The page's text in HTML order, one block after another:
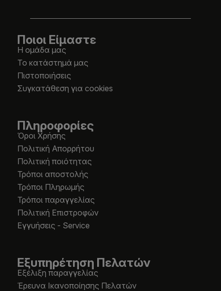
Ποιοι Είμαστε
Η ομάδα μας
Το κατάστημά μας
Πιστοποιήσεις
Συγκατάθεση για cookies
Πληροφορίες
Όροι Χρήσης
Πολιτική Απορρήτου
Πολιτική ποιότητας
Τρόποι αποστολής
Τρόποι Πληρωμής
Τρόποι παραγγελίας
Πολιτική Επιστροφών
Εγγυήσεις - Service
Εξυπηρέτηση Πελατών
Εξέλιξη παραγγελίας
Έρευνα Ικανοποίησης Πελατών